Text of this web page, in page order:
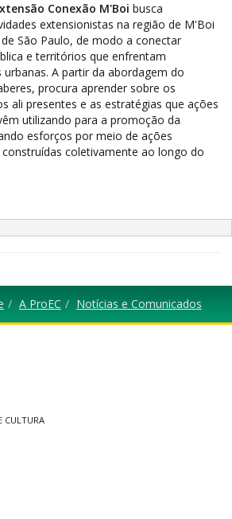
Conexão M'Boi busca
extensionistas na região de M'Boi
São Paulo, de modo a conectar
e territórios que enfrentam
urbanas. A partir da abordagem do
procura aprender sobre os
ali presentes e as estratégias que ações
utilizando para a promoção da
esforços por meio de ações
coletivamente ao longo do
A ProEC Notícias e Comunicados
CULTURA